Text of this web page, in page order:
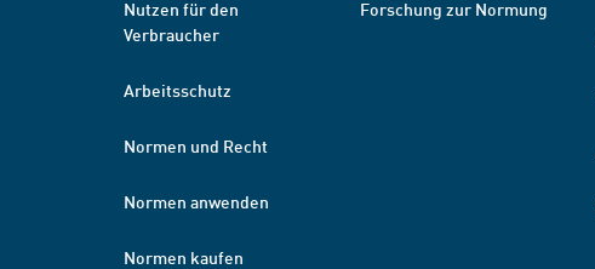
Nutzen für den
Verbraucher
Arbeitsschutz
Normen und Recht
Normen anwenden
Normen kaufen
Forschung zur Normung